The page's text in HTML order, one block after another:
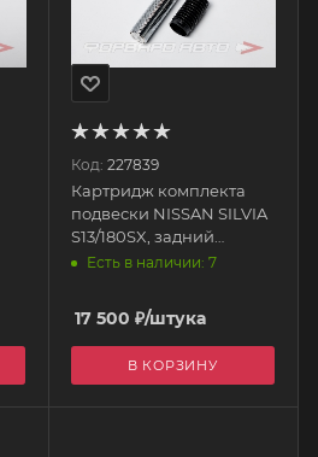
Код: 227839
Картридж комплекта
подвески NISSAN SILVIA
S13/180SX, задний
SN1005R_cartridge
Есть в наличии: 7
17 500 ₽/штука
В КОРЗИНУ